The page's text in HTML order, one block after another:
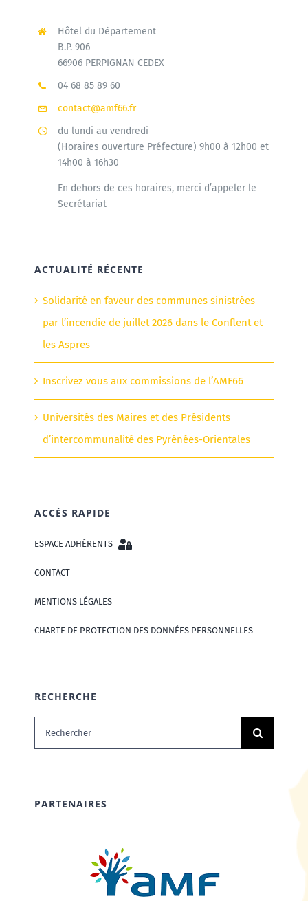
Hôtel du Département
B.P. 906
66906 PERPIGNAN CEDEX
04 68 85 89 60
contact@amf66.fr
du lundi au vendredi
(Horaires ouverture Préfecture) 9h00 à 12h00 et
14h00 à 16h30
En dehors de ces horaires, merci d’appeler le
Secrétariat
ACTUALITÉ RÉCENTE
Solidarité en faveur des communes sinistrées
par l’incendie de juillet 2026 dans le Conflent et
les Aspres
Inscrivez vous aux commissions de l’AMF66
Universités des Maires et des Présidents
d’intercommunalité des Pyrénées-Orientales
ACCÈS RAPIDE
ESPACE ADHÉRENTS
CONTACT
MENTIONS LÉGALES
CHARTE DE PROTECTION DES DONNÉES PERSONNELLES
RECHERCHE
Rechercher:
PARTENAIRES